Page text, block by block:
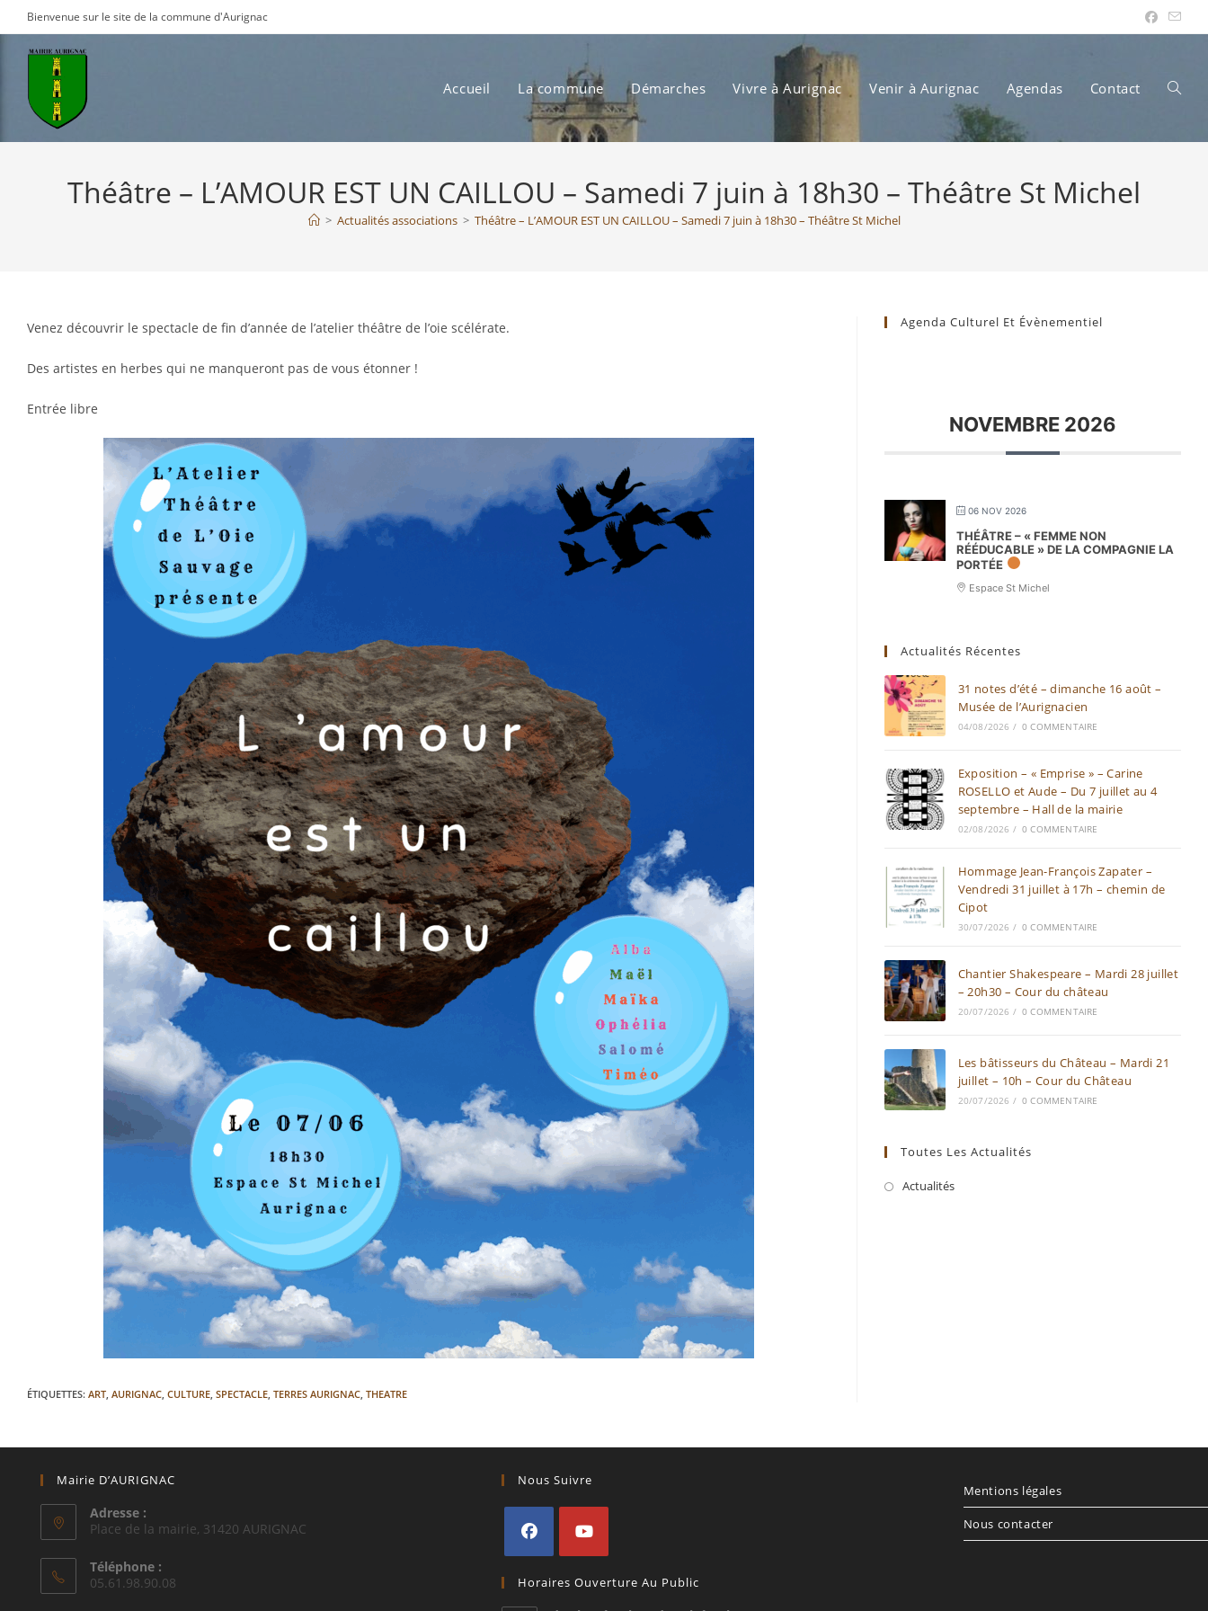
to
content
Bienvenue sur le site de la commune d'Aurignac
Accueil La commune Démarches Vivre à Aurignac Venir à Aurignac Agendas Contact Toggle
Théâtre – L’AMOUR EST UN CAILLOU – Samedi 7 juin à 18h30 – Théâtre St Michel
> Actualités associations > Théâtre – L’AMOUR EST UN CAILLOU – Samedi 7 juin à 18h30 – Théâtre St Michel
Venez découvrir le spectacle de fin d’année de l’atelier théâtre de l’oie scélérate.
Des artistes en herbes qui ne manqueront pas de vous étonner !
Entrée libre
ÉTIQUETTES: ART, AURIGNAC, CULTURE, SPECTACLE, TERRES AURIGNAC, THEATRE
Agenda Culturel Et Évènementiel
NOVEMBRE 2026
06 NOV 2026
THÉÂTRE – « FEMME NON
RÉÉDUCABLE » DE LA COMPAGNIE LA
PORTÉE
Espace St Michel
Actualités Récentes
31 notes d’été – dimanche 16 août –
Musée de l’Aurignacien
04/08/2026 / 0 COMMENTAIRE
Exposition – « Emprise » – Carine
ROSELLO et Aude – Du 7 juillet au 4
septembre – Hall de la mairie
02/08/2026 / 0 COMMENTAIRE
Hommage Jean-François Zapater –
Vendredi 31 juillet à 17h – chemin de
Cipot
30/07/2026 / 0 COMMENTAIRE
Chantier Shakespeare – Mardi 28 juillet
– 20h30 – Cour du château
20/07/2026 / 0 COMMENTAIRE
Les bâtisseurs du Château – Mardi 21
juillet – 10h – Cour du Château
20/07/2026 / 0 COMMENTAIRE
Toutes Les Actualités
Actualités
Mairie D’AURIGNAC
Adresse :
Place de la mairie, 31420 AURIGNAC
Téléphone :
05.61.98.90.08
Nous Suivre
dans
dans
Horaires Ouverture Au Public
Mentions légales
Nous contacter